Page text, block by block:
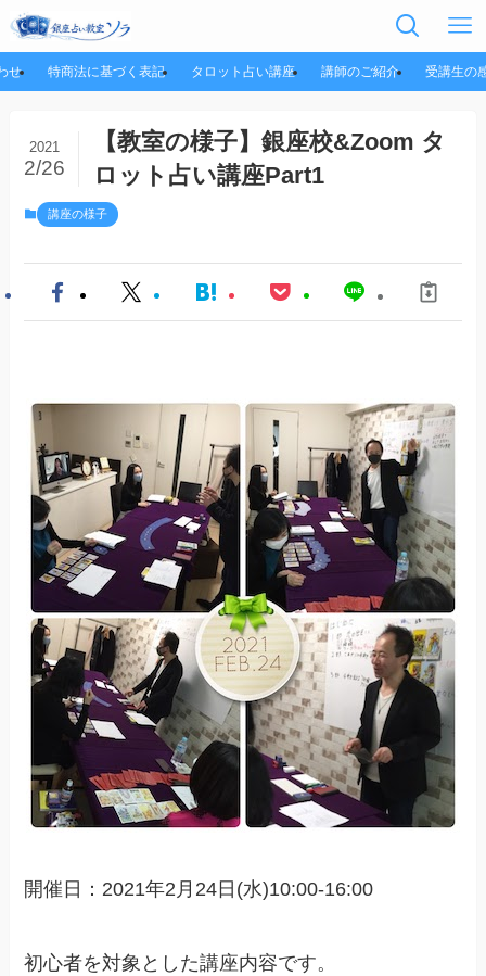
せ 特商法に基づく表記 タロット占い講座 講師のご紹介 受講生の
【教室の様子】銀座校&Zoom タ
ロット占い講座Part1
2021
2/26
講座の様子
開催日：2021年2月24日(水)10:00-16:00
初心者を対象とした講座内容です。